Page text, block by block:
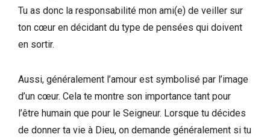
Tu as donc la responsabilité mon ami(e) de veiller sur
ton cœur en décidant du type de pensées qui doivent
en sortir.
Aussi, généralement l’amour est symbolisé par l’image
d’un cœur. Cela te montre son importance tant pour
l’être humain que pour le Seigneur. Lorsque tu décides
de donner ta vie à Dieu, on demande généralement si tu